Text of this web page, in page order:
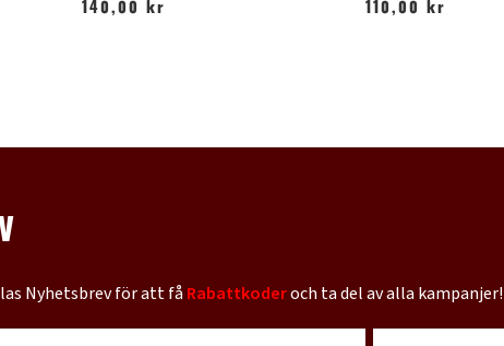
140,00 kr
110,00 kr
Nyhetsbrev för att fåRabattkoderoch ta del av alla kampanjer!